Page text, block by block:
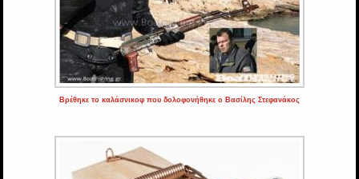
Βρέθηκε το καλάσνικοφ που δολοφονήθηκε ο Βασίλης Στεφανάκος